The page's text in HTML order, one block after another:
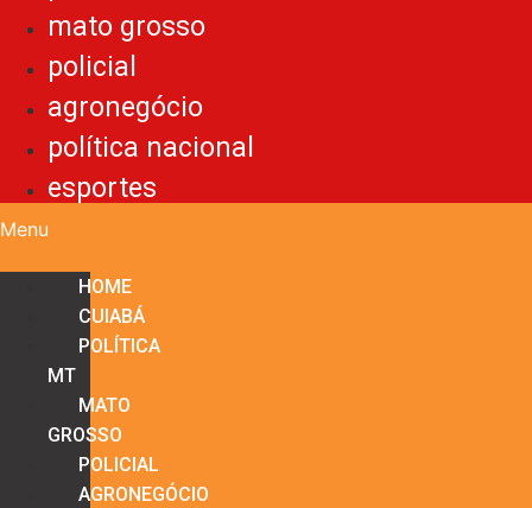
mato grosso
policial
agronegócio
política nacional
esportes
Menu
HOME
CUIABÁ
POLÍTICA
MT
MATO
GROSSO
POLICIAL
AGRONEGÓCIO